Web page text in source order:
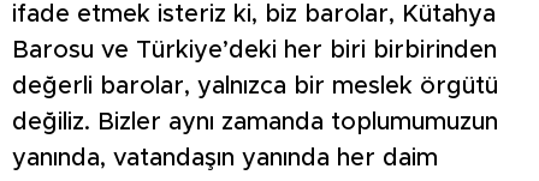
ifade etmek isteriz ki, biz barolar, Kütahya
Barosu ve Türkiye’deki her biri birbirinden
değerli barolar, yalnızca bir meslek örgütü
değiliz. Bizler aynı zamanda toplumumuzun
yanında, vatandaşın yanında her daim